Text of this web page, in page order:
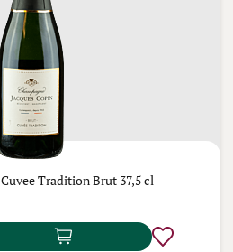
Cuvee Tradition Brut 37,5 cl